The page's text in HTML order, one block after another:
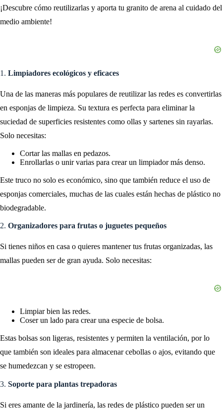
¡Descubre cómo reutilizarlas y aporta tu granito de arena al cuidado del
medio ambiente!
1. Limpiadores ecológicos y eficaces
Una de las maneras más populares de reutilizar las redes es convertirlas
en esponjas de limpieza. Su textura es perfecta para eliminar la
suciedad de superficies resistentes como ollas y sartenes sin rayarlas.
Solo necesitas:
Cortar las mallas en pedazos.
Enrollarlas o unir varias para crear un limpiador más denso.
Este truco no solo es económico, sino que también reduce el uso de
esponjas comerciales, muchas de las cuales están hechas de plástico no
biodegradable.
2. Organizadores para frutas o juguetes pequeños
Si tienes niños en casa o quieres mantener tus frutas organizadas, las
mallas pueden ser de gran ayuda. Solo necesitas:
Limpiar bien las redes.
Coser un lado para crear una especie de bolsa.
Estas bolsas son ligeras, resistentes y permiten la ventilación, por lo
que también son ideales para almacenar cebollas o ajos, evitando que
se humedezcan y se estropeen.
3. Soporte para plantas trepadoras
Si eres amante de la jardinería, las redes de plástico pueden ser un